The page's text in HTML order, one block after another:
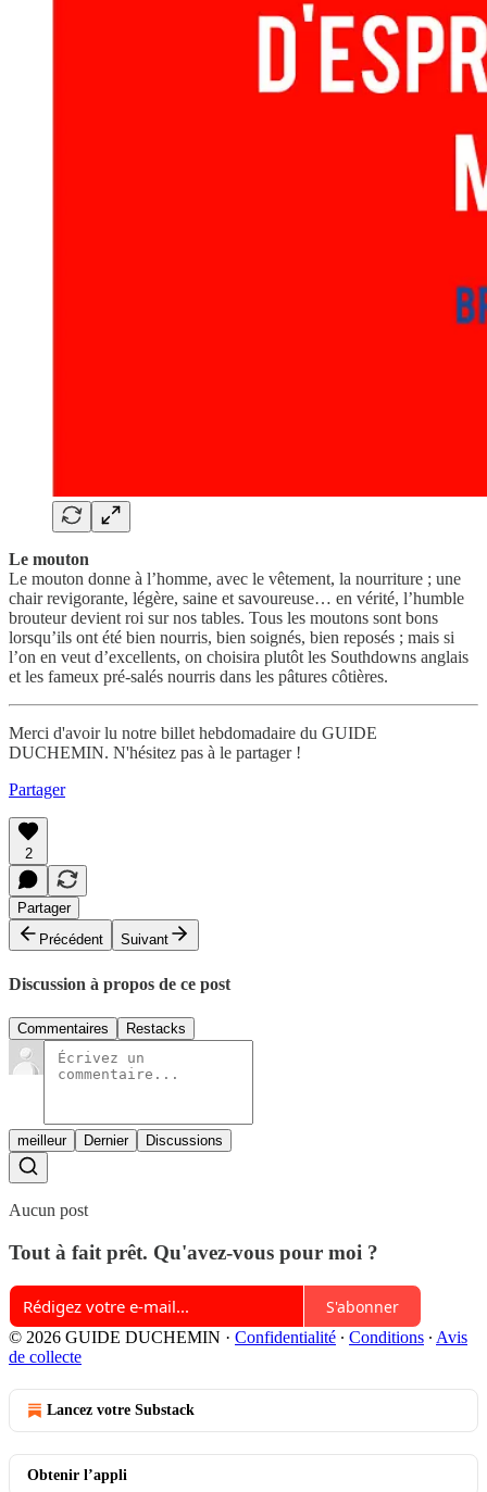
Le mouton
Le mouton donne à l’homme, avec le vêtement, la nourriture ; une
chair revigorante, légère, saine et savoureuse… en vérité, l’humble
brouteur devient roi sur nos tables. Tous les moutons sont bons
lorsqu’ils ont été bien nourris, bien soignés, bien reposés ; mais si
l’on en veut d’excellents, on choisira plutôt les Southdowns anglais
et les fameux pré-salés nourris dans les pâtures côtières.
Merci d'avoir lu notre billet hebdomadaire du GUIDE
DUCHEMIN. N'hésitez pas à le partager !
Partager
2
Partager
Précédent
Suivant
Discussion à propos de ce post
Commentaires Restacks
meilleur Dernier Discussions
Aucun post
Tout à fait prêt. Qu'avez-vous pour moi ?
S'abonner
© 2026 GUIDE DUCHEMIN · Confidentialité ∙ Conditions ∙ Avis
de collecte
Lancez votre Substack
Obtenir l’appli